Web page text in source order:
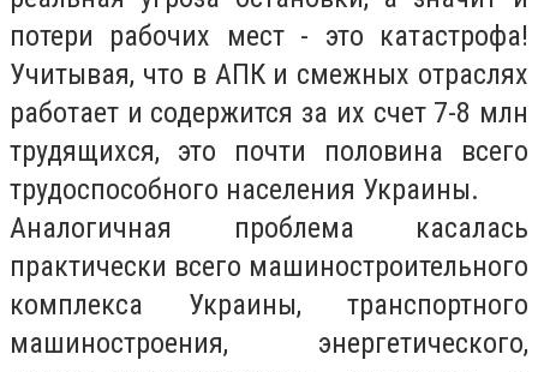
потери рабочих мест - это катастрофа!
Учитывая, что в АПК и смежных отраслях
работает и содержится за их счет 7-8 млн
трудящихся, это почти половина всего
трудоспособного населения Украины.
Аналогичная проблема касалась
практически всего машиностроительного
комплекса Украины, транспортного
машиностроения, энергетического,